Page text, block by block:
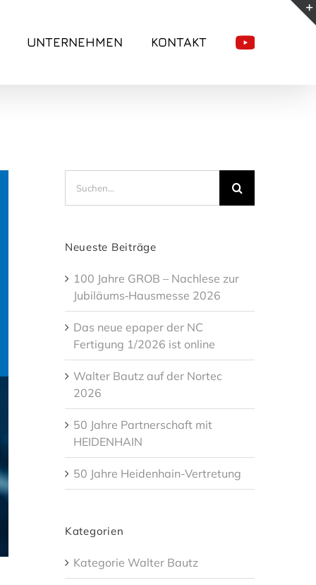
UNTERNEHMEN KONTAKT
nach:
Neueste Beiträge
100 Jahre GROB – Nachlese zur
Jubiläums‑Hausmesse 2026
Das neue epaper der NC
Fertigung 1/2026 ist online
Walter Bautz auf der Nortec
2026
50 Jahre Partnerschaft mit
HEIDENHAIN
50 Jahre Heidenhain-Vertretung
Kategorien
Kategorie Walter Bautz